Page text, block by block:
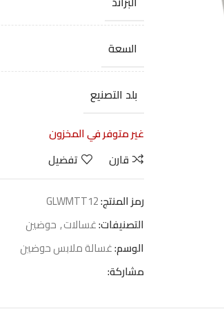
السعة
بلد التصنيع
غير متوفر في المخزون
قارن
تفضيل
رمز المنتج:GLWMTT12
التصنيفات:غسالات, حوضين
الوسم:غسالة ملابس حوضين
مشاركة: